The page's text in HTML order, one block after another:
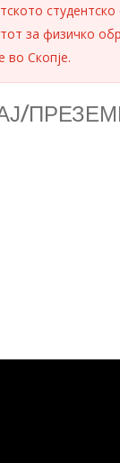
за физичко
во Скопје.